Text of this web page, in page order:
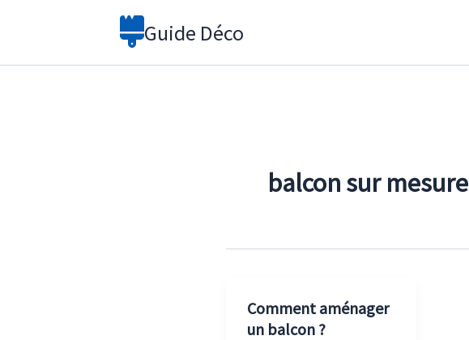
Guide Déco
balcon sur mesure
Comment aménager
un balcon ?